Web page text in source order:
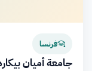
فرنسا
جامعة أميان